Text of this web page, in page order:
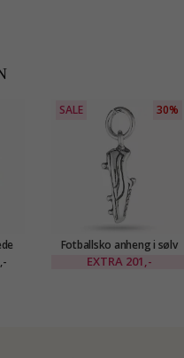
-
SALE 30%
Fotballsko anheng i sølv
EXTRA 201,-